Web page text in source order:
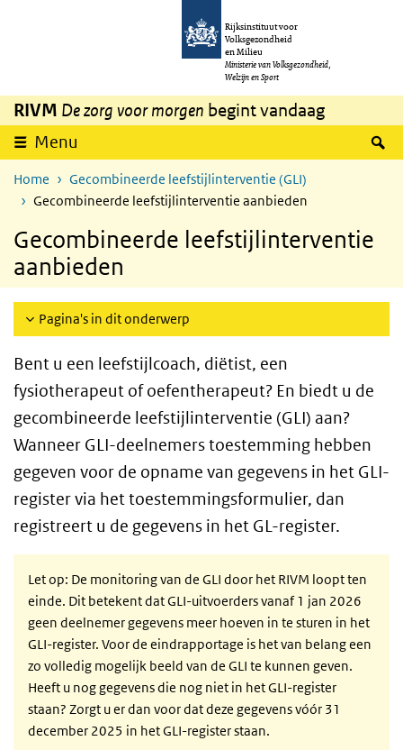
Overslaan en naar de inhoud gaan
Rijksinstituut voor
Volksgezondheid
en Milieu
Ministerie van Volksgezondheid,
Welzijn en Sport
RIVM De zorg voor morgen begint vandaag
Menu
Home
Gecombineerde leefstijlinterventie (GLI)
Gecombineerde leefstijlinterventie aanbieden
Gecombineerde leefstijlinterventie
aanbieden
Pagina's in dit onderwerp
Bent u een leefstijlcoach, diëtist, een
fysiotherapeut of oefentherapeut? En biedt u de
gecombineerde leefstijlinterventie (GLI) aan?
Wanneer GLI-deelnemers toestemming hebben
gegeven voor de opname van gegevens in het GLI-
register via het toestemmingsformulier, dan
registreert u de gegevens in het GL-register.
Let op: De monitoring van de GLI door het RIVM loopt ten
einde. Dit betekent dat GLI-uitvoerders vanaf 1 jan 2026
geen deelnemer gegevens meer hoeven in te sturen in het
GLI-register. Voor de eindrapportage is het van belang een
zo volledig mogelijk beeld van de GLI te kunnen geven.
Heeft u nog gegevens die nog niet in het GLI-register
staan? Zorgt u er dan voor dat deze gegevens vóór 31
december 2025 in het GLI-register staan.